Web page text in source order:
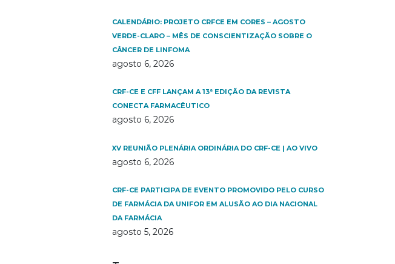
CALENDÁRIO: PROJETO CRFCE EM CORES – AGOSTO
VERDE-CLARO – MÊS DE CONSCIENTIZAÇÃO SOBRE O
CÂNCER DE LINFOMA
agosto 6, 2026
CRF-CE E CFF LANÇAM A 13ª EDIÇÃO DA REVISTA
CONECTA FARMACÊUTICO
agosto 6, 2026
XV REUNIÃO PLENÁRIA ORDINÁRIA DO CRF-CE | AO VIVO
agosto 6, 2026
CRF-CE PARTICIPA DE EVENTO PROMOVIDO PELO CURSO
DE FARMÁCIA DA UNIFOR EM ALUSÃO AO DIA NACIONAL
DA FARMÁCIA
agosto 5, 2026